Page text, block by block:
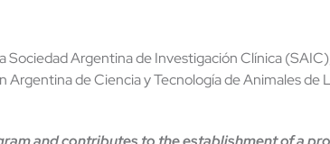
Argentina de Investigación Clínica
de Ciencia y Tecnología de Animales